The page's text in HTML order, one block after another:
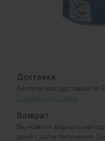
Доставка
Бесплатная доставка по
Условия доставки
Возврат
Вы можете вернуть
дней с даты получения.